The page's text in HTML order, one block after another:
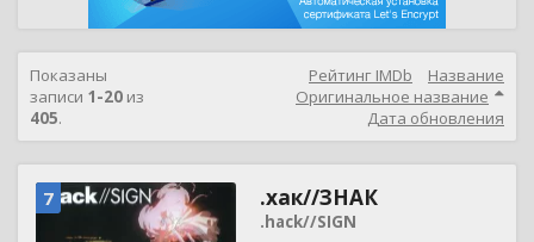
Показаны
записи 1-20 из
405.
Рейтинг IMDb
Название
Оригинальное название
Дата обновления
7 .хак//ЗНАК
.hack//SIGN